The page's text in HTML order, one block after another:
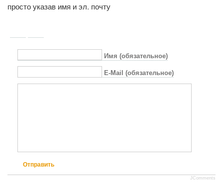
просто указав имя и эл. почту
Имя (обязательное)
E-Mail (обязательное)
Отправить
JComments